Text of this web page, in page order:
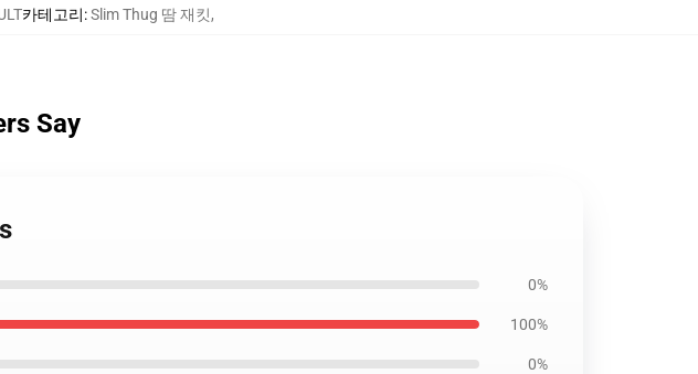
카테고리:Slim Thug 땀 재킷,
Say
0%
100%
0%